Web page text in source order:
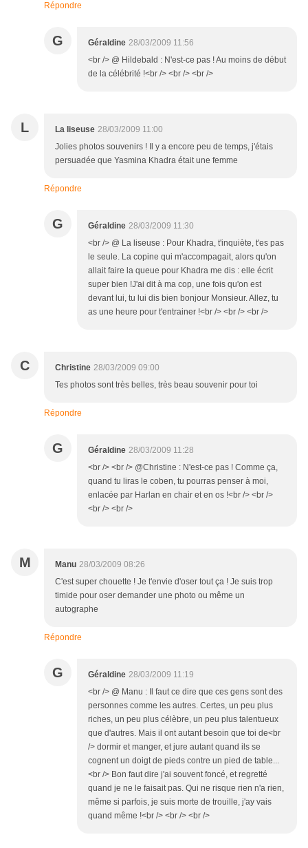
Répondre
G Géraldine 28/03/2009 11:56
<br /> @ Hildebald : N'est-ce pas ! Au moins de début
de la célébrité !<br /> <br /> <br />
L La liseuse 28/03/2009 11:00
Jolies photos souvenirs ! Il y a encore peu de temps, j'étais
persuadée que Yasmina Khadra était une femme
Répondre
G Géraldine 28/03/2009 11:30
<br /> @ La liseuse : Pour Khadra, t'inquiète, t'es pas
le seule. La copine qui m'accompagait, alors qu'on
allait faire la queue pour Khadra me dis : elle écrit
super bien !J'ai dit à ma cop, une fois qu'on est
devant lui, tu lui dis bien bonjour Monsieur. Allez, tu
as une heure pour t'entrainer !<br /> <br /> <br />
C Christine 28/03/2009 09:00
Tes photos sont très belles, très beau souvenir pour toi
Répondre
G Géraldine 28/03/2009 11:28
<br /> <br /> @Christine : N'est-ce pas ! Comme ça,
quand tu liras le coben, tu pourras penser à moi,
enlacée par Harlan en chair et en os !<br /> <br />
<br /> <br />
M Manu 28/03/2009 08:26
C'est super chouette ! Je t'envie d'oser tout ça ! Je suis trop
timide pour oser demander une photo ou même un
autographe
Répondre
G Géraldine 28/03/2009 11:19
<br /> @ Manu : Il faut ce dire que ces gens sont des
personnes comme les autres. Certes, un peu plus
riches, un peu plus célèbre, un peu plus talentueux
que d'autres. Mais il ont autant besoin que toi de<br
/> dormir et manger, et jure autant quand ils se
cognent un doigt de pieds contre un pied de table...
<br /> Bon faut dire j'ai souvent foncé, et regretté
quand je ne le faisait pas. Qui ne risque rien n'a rien,
même si parfois, je suis morte de trouille, j'ay vais
quand même !<br /> <br /> <br />